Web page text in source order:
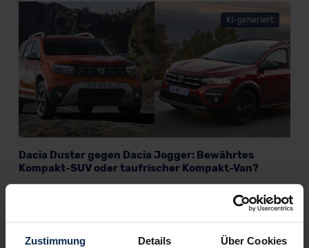
Zustimmung Details Über Cookies
KI-generiert
Dacia Duster gegen Dacia Jogger: Bewährtes
Kompakt-SUV oder taufrischer Kompakt-Van?
Weitere Artikel im Automagazin